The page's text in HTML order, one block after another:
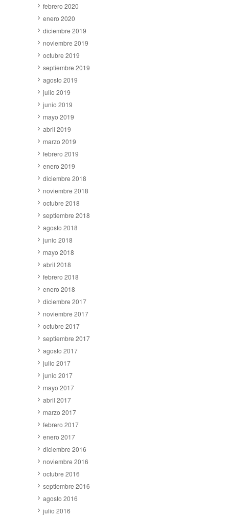
febrero 2020
enero 2020
diciembre 2019
noviembre 2019
octubre 2019
septiembre 2019
agosto 2019
julio 2019
junio 2019
mayo 2019
abril 2019
marzo 2019
febrero 2019
enero 2019
diciembre 2018
noviembre 2018
octubre 2018
septiembre 2018
agosto 2018
junio 2018
mayo 2018
abril 2018
febrero 2018
enero 2018
diciembre 2017
noviembre 2017
octubre 2017
septiembre 2017
agosto 2017
julio 2017
junio 2017
mayo 2017
abril 2017
marzo 2017
febrero 2017
enero 2017
diciembre 2016
noviembre 2016
octubre 2016
septiembre 2016
agosto 2016
julio 2016